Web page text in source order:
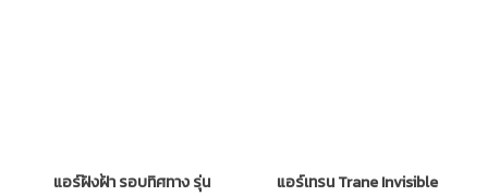
แอร์ฝังฝ้า รอบทิศทาง รุ่น
แอร์เทรน Trane Invisible